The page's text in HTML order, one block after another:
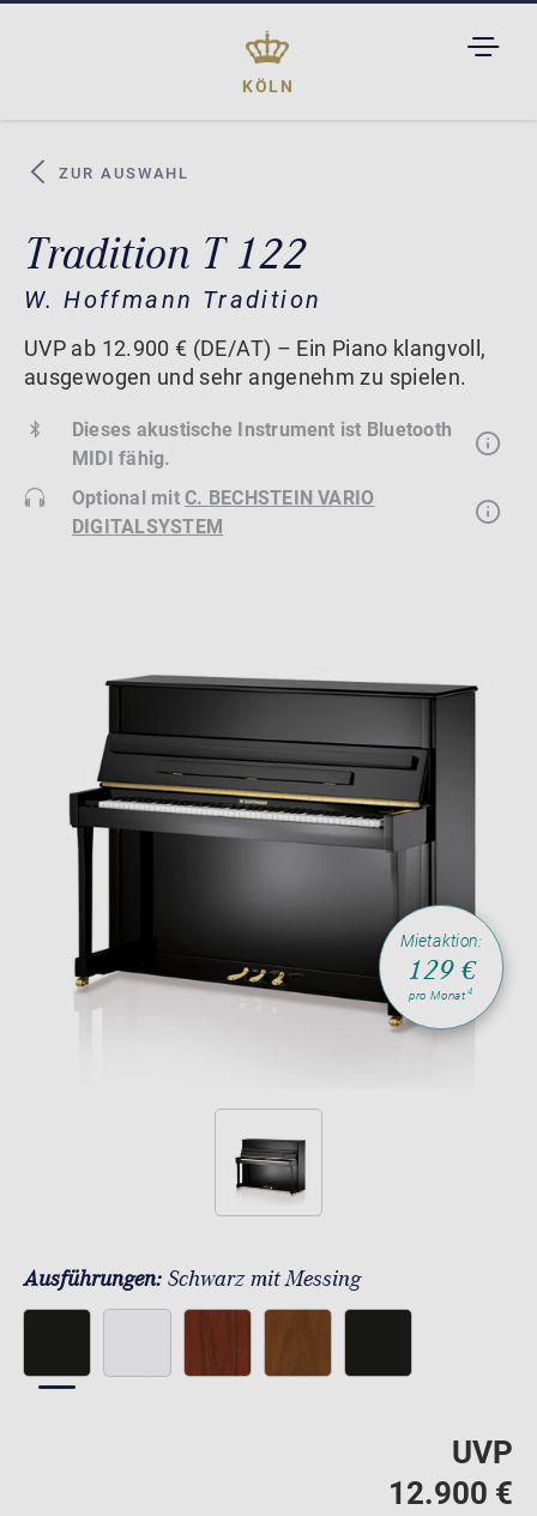
KÖLN
ZUR AUSWAHL
Tradition T 122
W. Hoffmann Tradition
UVP ab 12.900 € (DE/AT) – Ein Piano klangvoll,
ausgewogen und sehr angenehm zu spielen.
Dieses akustische Instrument ist Bluetooth
MIDI fähig.
Optional mitC. BECHSTEIN VARIO
DIGITALSYSTEM
Mietaktion:
129 €
pro Monat4
Ausführungen: Schwarz mit Messing
UVP
12.900 €